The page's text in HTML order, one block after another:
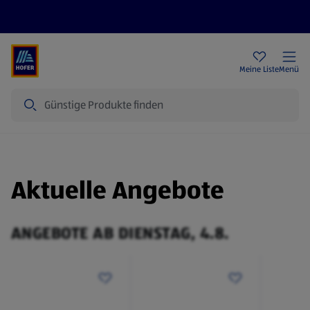
Meine ListeMenü
Aktuelle Angebote
ANGEBOTE AB DIENSTAG, 4.8.